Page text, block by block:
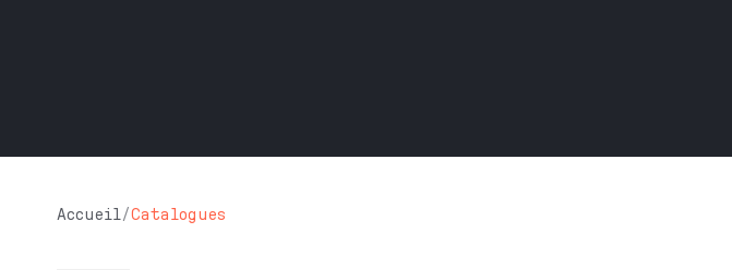
Accueil/Catalogues